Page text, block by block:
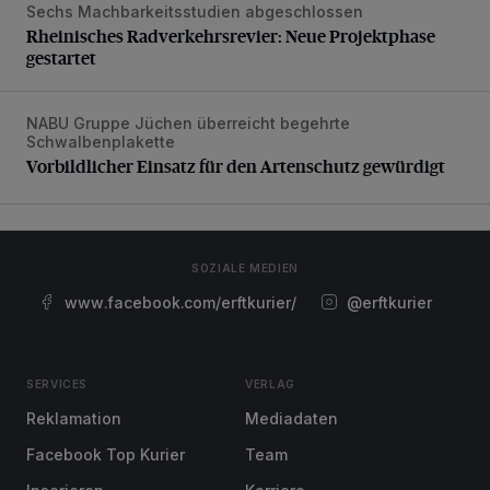
Rheinisches Radverkehrsrevier: Neue Projektphase
Sechs Machbarkeitsstudien abgeschlossen
Rheinisches Radverkehrsrevier: Neue Projektphase
gestartet
Vorbildlicher Einsatz für den Artenschutz gewürdigt
NABU Gruppe Jüchen überreicht begehrte
Schwalbenplakette
Vorbildlicher Einsatz für den Artenschutz gewürdigt
SOZIALE MEDIEN
www.facebook.com/erftkurier/ @erftkurier
SERVICES
Reklamation
Facebook Top Kurier
VERLAG
Mediadaten
Team